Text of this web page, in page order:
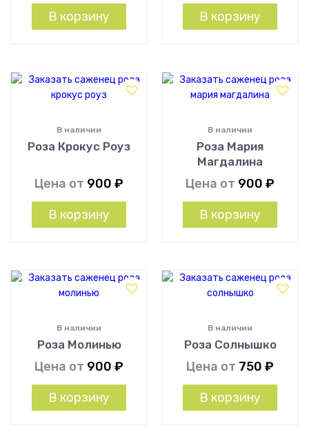
В корзину В корзину
Роза Крокус Роуз
В наличии
Цена от 900 ₽
В корзину
Роза Мария
Магдалина
В наличии
Цена от 900 ₽
В корзину
Роза Молинью
В наличии
Цена от 900 ₽
В корзину
Роза Солнышко
В наличии
Цена от 750 ₽
В корзину